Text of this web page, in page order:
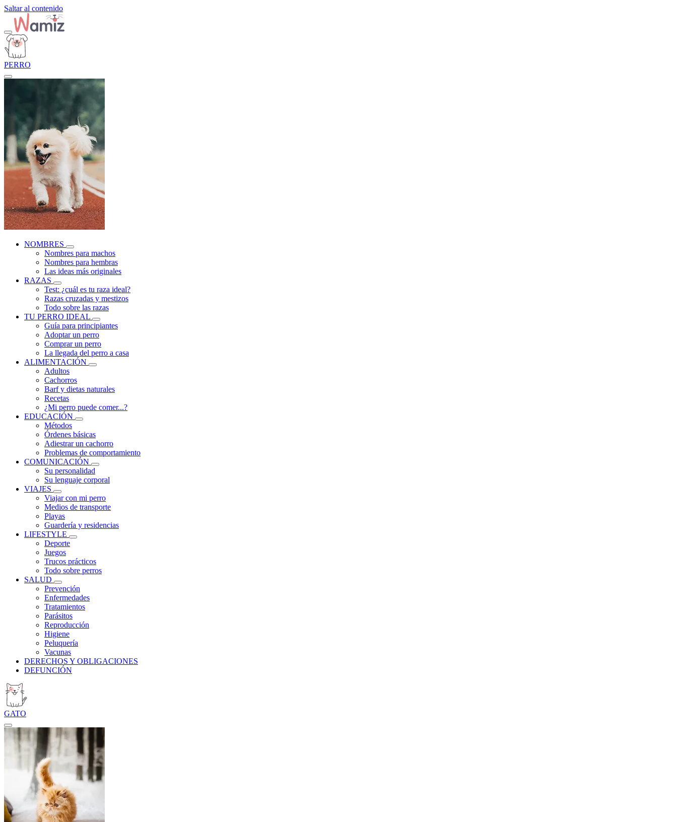
Saltar al contenido
PERRO
NOMBRES
Nombres para machos
Nombres para hembras
Las ideas más originales
RAZAS
Test: ¿cuál es tu raza ideal?
Razas cruzadas y mestizos
Todo sobre las razas
TU PERRO IDEAL
Guía para principiantes
Adoptar un perro
Comprar un perro
La llegada del perro a casa
ALIMENTACIÓN
Adultos
Cachorros
Barf y dietas naturales
Recetas
¿Mi perro puede comer...?
EDUCACIÓN
Métodos
Órdenes básicas
Adiestrar un cachorro
Problemas de comportamiento
COMUNICACIÓN
Su personalidad
Su lenguaje corporal
VIAJES
Viajar con mi perro
Medios de transporte
Playas
Guardería y residencias
LIFESTYLE
Deporte
Juegos
Trucos prácticos
Todo sobre perros
SALUD
Prevención
Enfermedades
Tratamientos
Parásitos
Reproducción
Higiene
Peluquería
Vacunas
DERECHOS Y OBLIGACIONES
DEFUNCIÓN
GATO